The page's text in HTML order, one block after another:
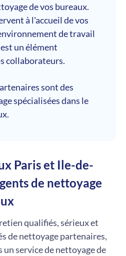
de vos bureaux.
à l'accueil de vos
de travail
un élément
collaborateurs.
sont des
spécialisées dans le
Paris et Ile-de-
de nettoyage
qualifiés, sérieux et
de nettoyage partenaires,
un service de nettoyage de